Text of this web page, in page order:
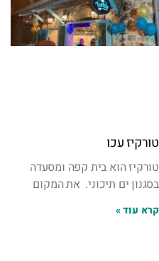
טורקיז עכו
טורקיז הוא בית קפה ומסעדה
בסגנון ים תיכוני. את המקום
קרא עוד »